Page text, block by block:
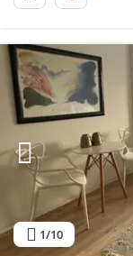
1/10